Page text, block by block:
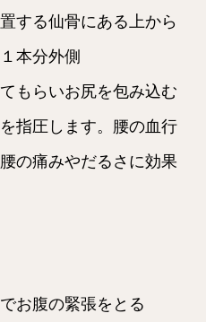
する仙骨にある上から
本分外側
もらいお尻を包み込む
指圧します。腰の血行
の痛みやだるさに効果
お腹の緊張をとる